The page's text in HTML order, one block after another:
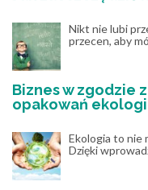
Nikt nie lubi
przecen, aby
Biznes w zgodzie
opakowań
Ekologia to nie
Dzięki